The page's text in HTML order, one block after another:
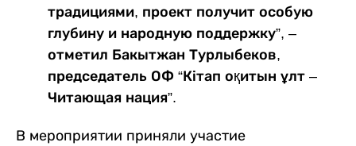
традициями, проект получит особую
глубину и народную поддержку”, –
отметил Бакытжан Турлыбеков,
председатель ОФ “Кітап оқитын ұлт –
Читающая нация”.
В мероприятии приняли участие